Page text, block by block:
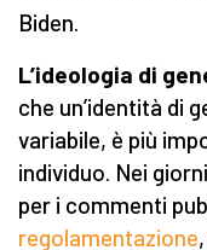
Biden.
L’ideologia di
che un’identità di
variabile, è più
individuo. Nei
per i commenti
regolamentazione